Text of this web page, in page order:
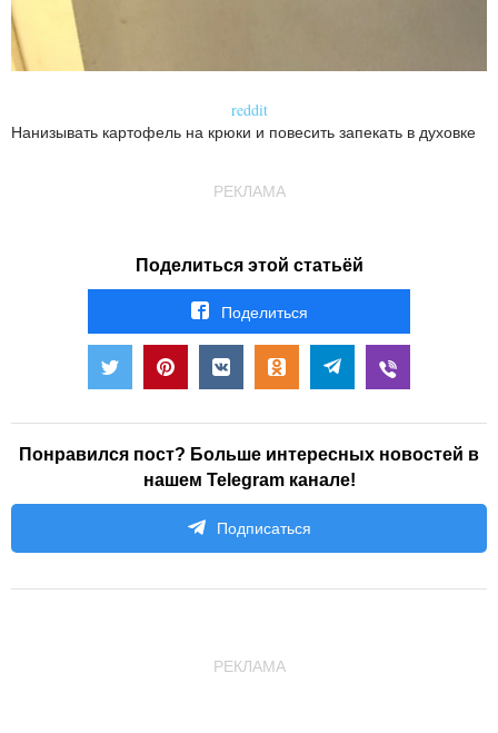
reddit
Нанизывать картофель на крюки и повесить запекать в духовке
РЕКЛАМА
Поделиться этой статьёй
Поделиться
Понравился пост? Больше интересных новостей в
нашем Telegram канале!
Подписаться
РЕКЛАМА